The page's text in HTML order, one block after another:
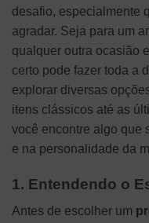
desafio, especialmente
agradar. Seja para um
qualquer outra ocasião
certo pode fazer toda a
explorar diversas
itens clássicos até as
você encontre algo que
e na personalidade da
1. Entendendo o
Antes de escolher um